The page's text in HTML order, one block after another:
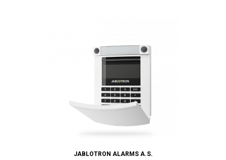
JABLOTRON ALARMS A.S.